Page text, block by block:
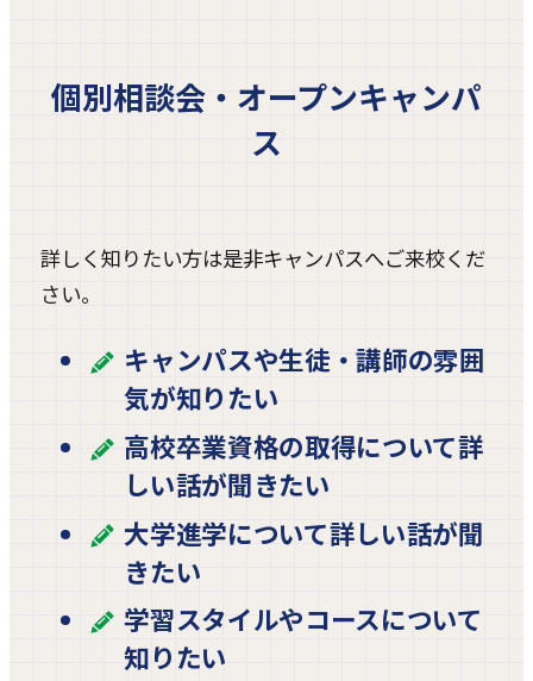
個別相談会・オープンキャンパ
ス
詳しく知りたい方は是非キャンパスへご来校くだ
さい。
キャンパスや生徒・講師の雰囲
気が知りたい
高校卒業資格の取得について詳
しい話が聞きたい
大学進学について詳しい話が聞
きたい
学習スタイルやコースについて
知りたい